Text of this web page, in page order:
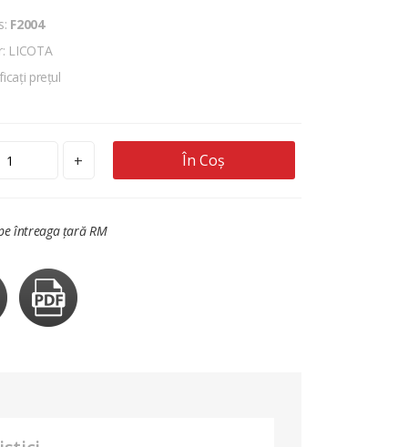
F2004
LICOTA
prețul
+ În Coș
întreaga țară RM